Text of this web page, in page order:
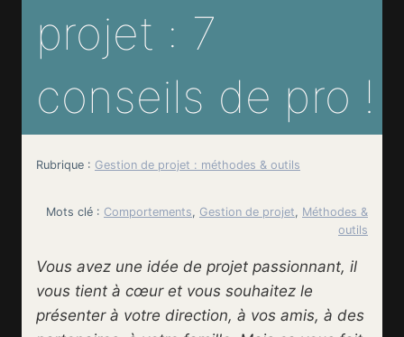
projet : 7
conseils de pro !
Rubrique : Gestion de projet : méthodes & outils
Mots clé : Comportements, Gestion de projet, Méthodes &
outils
Vous avez une idée de projet passionnant, il
vous tient à cœur et vous souhaitez le
présenter à votre direction, à vos amis, à des